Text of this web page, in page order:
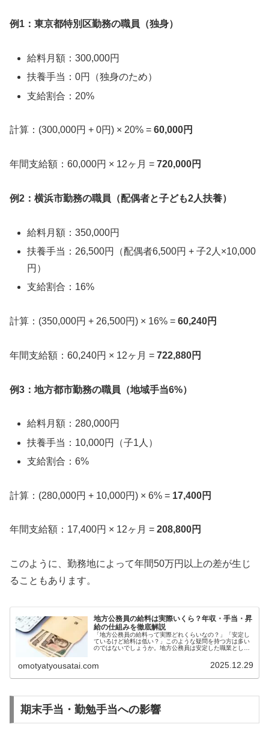
例1：東京都特別区勤務の職員（独身）
給料月額：300,000円
扶養手当：0円（独身のため）
支給割合：20%
計算：(300,000円 + 0円) × 20% = 60,000円
年間支給額：60,000円 × 12ヶ月 = 720,000円
例2：横浜市勤務の職員（配偶者と子ども2人扶養）
給料月額：350,000円
扶養手当：26,500円（配偶者6,500円 + 子2人×10,000
円）
支給割合：16%
計算：(350,000円 + 26,500円) × 16% = 60,240円
年間支給額：60,240円 × 12ヶ月 = 722,880円
例3：地方都市勤務の職員（地域手当6%）
給料月額：280,000円
扶養手当：10,000円（子1人）
支給割合：6%
計算：(280,000円 + 10,000円) × 6% = 17,400円
年間支給額：17,400円 × 12ヶ月 = 208,800円
このように、勤務地によって年間50万円以上の差が生じ
ることもあります。
地方公務員の給料は実際いくら？年収・手当・昇
給の仕組みを徹底解説
「地方公務員の給料って実際どれくらいなの？」「安定し
ているけど給料は低い？」このような疑問を持つ方は多い
のではないでしょうか。地方公務員は安定した職業として
omotyatyousatai.com 2025.12.29
期末手当・勤勉手当への影響